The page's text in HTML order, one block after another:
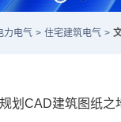
力电气 > 住宅建筑电气 >
划CAD建筑图纸之